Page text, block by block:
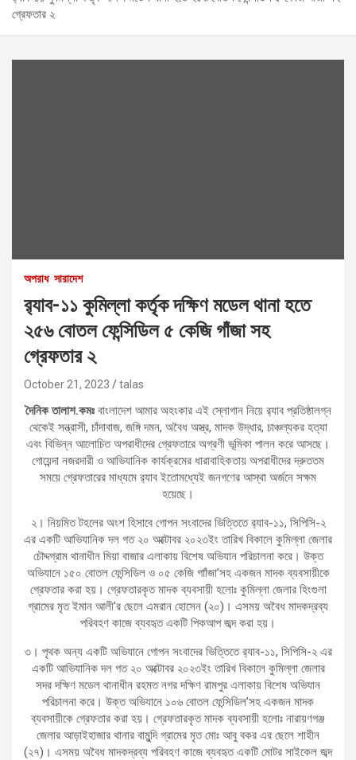
গ্রেফতার ২
অপরাধ সারাদেশ
র‌্যাব-১১ কুমিল্লা কর্তৃক দক্ষিণ মডেল থানা হতে
২৫৬ বোতল ফেন্সিডিল ৫ কেজি গাঁজা সহ
গ্রেফতার ২
October 21, 2023 talas
দৈনিক তালাশ.কমঃবাংলাদেশ আমার অহংকার এই স্লোগান নিয়ে র‌্যাব প্রতিষ্ঠালগ্ন
থেকেই সন্ত্রাসী, চাঁদাবাজ, জঙ্গি দমন, অবৈধ অস্ত্র, মাদক উদ্ধার, চাঞ্চল্যকর হত্যা
এবং বিভিন্ন আলোচিত অপরাধীদের গ্রেফতারে অগ্রণী ভূমিকা পালন করে আসছে।
গোয়েন্দা নজরদারী ও আভিযানিক কার্যক্রমের ধারাবাহিকতায় অপরাধীদের দ্রুততম
সময়ে গ্রেফতারের মাধ্যমে র‌্যাব ইতোমধ্যেই জনগণের আস্থা অর্জনে সক্ষম
হয়েছে।
২। নিয়মিত টহলের অংশ হিসাবে গোপন সংবাদের ভিত্তিতে র‌্যাব-১১, সিপিসি-২
এর একটি আভিযানিক দল গত ২০ অক্টোবর ২০২৩ইং তারিখ বিকালে কুমিল্লা জেলার
চৌদ্দগ্রাম থানাধীন মিয়া বাজার এলাকায় বিশেষ অভিযান পরিচালনা করে। উক্ত
অভিযানে ১৫০ বোতল ফেন্সিডিল ও ০৫ কেজি গাাঁজা’সহ একজন মাদক ব্যবসায়ীকে
গ্রেফতার করা হয়। গ্রেফতারকৃত মাদক ব্যবসায়ী হলোঃ কুমিল্লা জেলার হিংগুলা
গ্রামের মৃত ইমান আলী’র ছেলে এমরান হোসেন (২০)। এসময় অবৈধ মাদকদ্রব্য
পরিবহণ কাজে ব্যবহৃত একটি পিকআপ জব্দ করা হয়।
৩। পৃথক অন্য একটি অভিযানে গোপন সংবাদের ভিত্তিতে র‌্যাব-১১, সিপিসি-২ এর
একটি আভিযানিক দল গত ২০ অক্টোবর ২০২৩ইং তারিখ বিকালে কুমিল্লা জেলার
সদর দক্ষিণ মডেল থানাধীন রহমত নগর দক্ষিণ রামপুর এলাকায় বিশেষ অভিযান
পরিচালনা করে। উক্ত অভিযানে ১০৬ বোতল ফেন্সিডিল’সহ একজন মাদক
ব্যবসায়ীকে গ্রেফতার করা হয়। গ্রেফতারকৃত মাদক ব্যবসায়ী হলোঃ নারায়ণগঞ্জ
জেলার আড়াইহাজার থানার বামুন্দি গ্রামের মৃত মোঃ আবু বকর এর ছেলে শাহীন
(২৭)। এসময় অবৈধ মাদকদ্রব্য পরিবহণ কাজে ব্যবহৃত একটি মোটর সাইকেল জব্দ